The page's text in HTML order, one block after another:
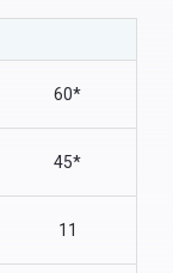
60*
45*
11